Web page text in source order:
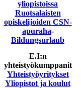
yliopistoissa
Ruotsalaisten
opiskelijoiden CSN-
apuraha-
Bildungsurlaub
E.I:n
yhteistyökumppanit
Yhteistyöyritykset
Yliopistot ja koulut